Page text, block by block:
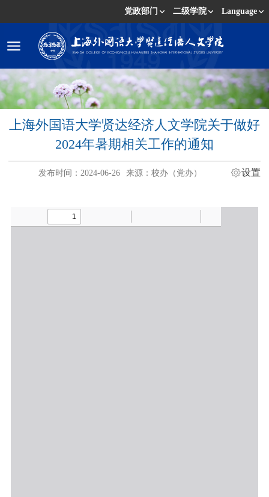
党政部门 二级学院 Language
上海外国语大学贤达经济人文学院关于做好
2024年暑期相关工作的通知
发布时间：2024-06-26 来源：校办（党办） 设置